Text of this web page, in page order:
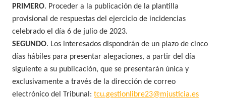
PRIMERO. Proceder a la publicación de la plantilla
provisional de respuestas del ejercicio de incidencias
celebrado el día 6 de julio de 2023.
SEGUNDO. Los interesados dispondrán de un plazo de cinco
días hábiles para presentar alegaciones, a partir del día
siguiente a su publicación, que se presentarán única y
exclusivamente a través de la dirección de correo
electrónico del Tribunal: tcu.gestionlibre23@mjusticia.es